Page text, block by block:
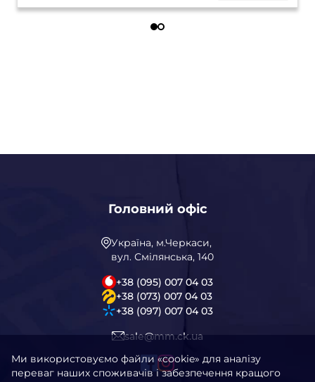
Головний офіс
Україна, м.Черкаси,
вул. Смілянська, 140
+38 (095) 007 04 03
+38 (073) 007 04 03
+38 (097) 007 04 03
sale@mm.ck.ua
Ми використовуємо файли «cookie» для аналізу
переваг наших споживачів і забезпечення кращого